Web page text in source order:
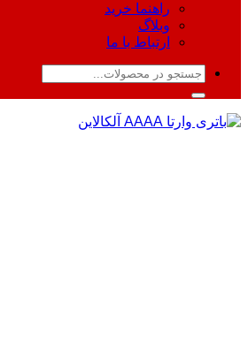
راهنما خرید
وبلاگ
ارتباط با ما
جستجو